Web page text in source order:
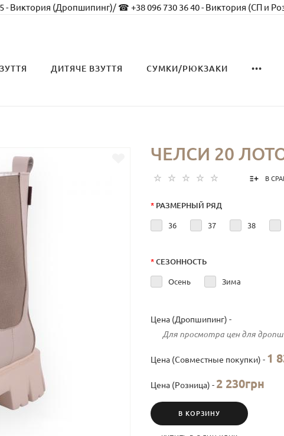
- Виктория (Дропшипинг)/ ☎ +38 096 730 36 40 - Виктория (СП и
ДИТЯЧЕ ВЗУТТЯ СУМКИ/РЮКЗАКИ •••
ЧЕЛСИ 20
В
* РАЗМЕРНЫЙ РЯД
36 37 38
* СЕЗОННОСТЬ
Осень Зима
Цена (Дропшипинг) -
Для просмотра цен для
Цена (Совместные покупки) - 1
Цена (Розница) - 2 230грн
В КОРЗИНУ